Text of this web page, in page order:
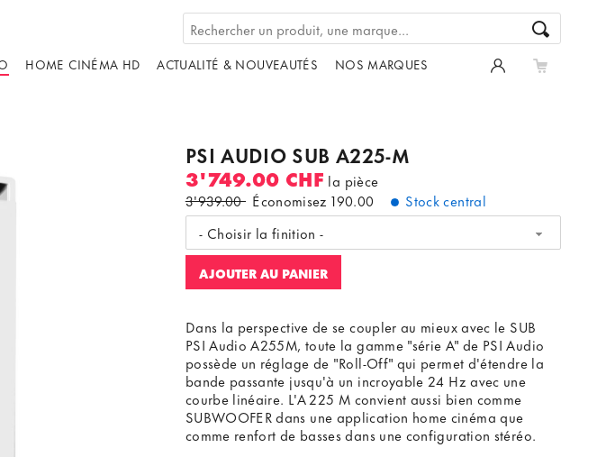
HOME CINÉMA HD ACTUALITÉ & NOUVEAUTÉS NOS MARQUES
PSI AUDIO SUB A225-M
3'749.00 CHF la pièce
3'939.00 Économisez190.00
Stock central
- Choisir la finition -
AJOUTER AU PANIER
Dans la perspective de se coupler au mieux avec le SUB
PSI Audio A255M, toute la gamme "série A" de PSI Audio
possède un réglage de "Roll-Off" qui permet d'étendre la
bande passante jusqu'à un incroyable 24 Hz avec une
courbe linéaire. L'A 225 M convient aussi bien comme
SUBWOOFER dans une application home cinéma que
comme renfort de basses dans une configuration stéréo.